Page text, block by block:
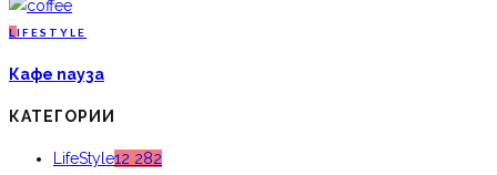
L IFESTYLE
Кафе пауза
КАТЕГОРИИ
LifeStyle12 282